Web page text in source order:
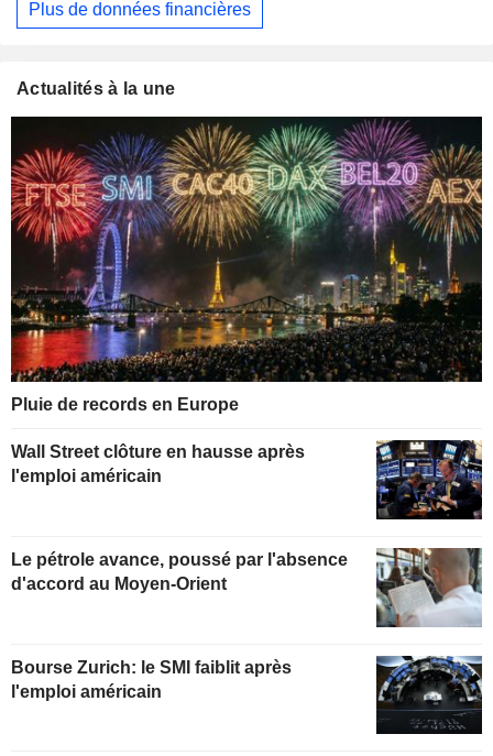
Plus de données financières
Actualités à la une
Pluie de records en Europe
Wall Street clôture en hausse après
l'emploi américain
Le pétrole avance, poussé par l'absence
d'accord au Moyen-Orient
Bourse Zurich: le SMI faiblit après
l'emploi américain